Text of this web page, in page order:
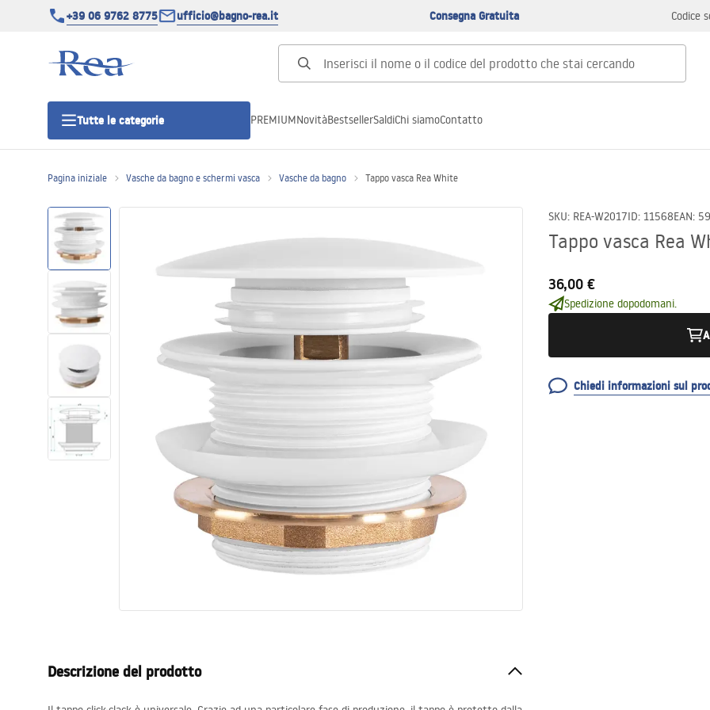
+39 06 9762 8775 ufficio@bagno-rea.it Consegna Gratuita Codice
Tutte le categorie
Porte doccia
Piatti doccia da bagno
Canaline di scarico
Set di vaso WC e bidet
Lavabi
Vasche da bagno e schermi vasca
Rubinetti da bagno
PREMIUMNovitàBestsellerSaldiChi siamoContatto
Pagina iniziale Vasche da bagno e schermi vasca Vasche da bagno Tappo vasca Rea White
SKU: REA-W2017ID: 11568EAN:
Tappo vasca Rea
36,00 €
Spedizione dopodomani.
Chiedi informazioni sul
Descrizione del prodotto